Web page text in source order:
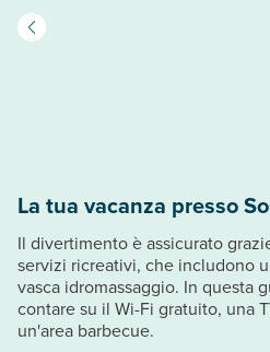
La tua vacanza presso
Il divertimento è assicurato
servizi ricreativi, che includono
vasca idromassaggio. In questa
contare su il Wi-Fi gratuito, una
un'area barbecue.